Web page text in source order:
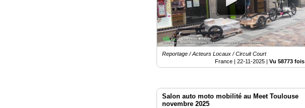
Reportage / Acteurs Locaux / Circuit Court
France |22-11-2025 |Vu 58773 fois
Salon auto moto mobilité au Meet Toulouse
novembre 2025